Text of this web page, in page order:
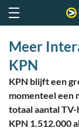
Meer
KPN
KPN blijft een
momenteel een
totaal aantal
KPN 1.512.000